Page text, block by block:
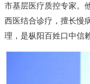
市基层医疗质控专家。
西医结合诊疗，擅长慢
理，是枞阳百姓口中信